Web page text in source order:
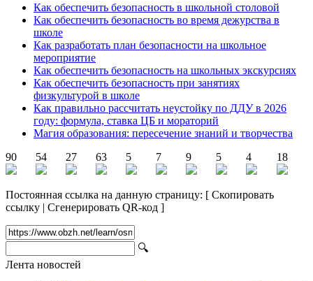
Как обеспечить безопасность в школьной столовой
Как обеспечить безопасность во время дежурства в
школе
Как разработать план безопасности на школьное
мероприятие
Как обеспечить безопасность на школьных экскурсиях
Как обеспечить безопасность при занятиях
физкультурой в школе
Как правильно рассчитать неустойку по ДДУ в 2026
году: формула, ставка ЦБ и мораторий
Магия образования: пересечение знаний и творчества
90
54 27 63 5 7 9 5 4 18
Постоянная ссылка на данную страницу: [ Скопировать
ссылку | Сгенерировать QR-код ]
🔍
Лента новостей